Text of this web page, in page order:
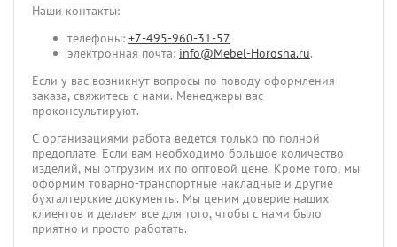
Наши контакты:
телефоны: +7-495-960-31-57
электронная почта: info@Mebel-Horosha.ru.
Если у вас возникнут вопросы по поводу оформления
заказа, свяжитесь с нами. Менеджеры вас
проконсультируют.
С организациями работа ведется только по полной
предоплате. Если вам необходимо большое количество
изделий, мы отгрузим их по оптовой цене. Кроме того, мы
оформим товарно-транспортные накладные и другие
бухгалтерские документы. Мы ценим доверие наших
клиентов и делаем все для того, чтобы с нами было
приятно и просто работать.